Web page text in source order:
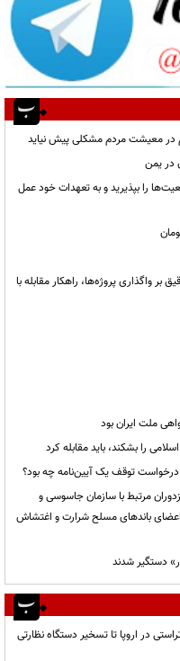
در معیشت مردم مشکلی پیش نیاید
در یمن
را بپذیرید و به تعهدات خود عمل
بر واگذاری پروژه‌ها، راهکار مقابله با
ملت ایران بود
را بشکند، باید مقابله کرد
درخواست توقف یک آیین‌نامه چه بود؟
و دستگیری ۲۱ نفر از مزدوران مرتبط با سازمان جاسوسی و
صهیونیستی و بازداشت ۴ نفر از اعضای باندهای مسلح شرارت و اغتشاش
دستگیر شدند
در اروپا تا تسخیر دستگاه نظارتی